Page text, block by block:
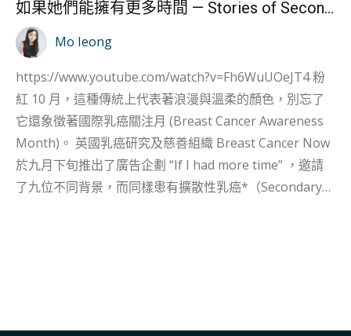
如果她們能擁有更多時間 — Stories of Secondary
Mo Ieong
https://www.youtube.com/watch?v=Fh6WuUOeJT4 粉
紅 10 月，這種傳統上代表著浪漫與溫柔的顏色，別忘了
它還象徵著國際乳癌關注月 (Breast Cancer Awareness
Month)。 英國乳癌研究及慈善組織 Breast Cancer Now
於九月下旬推出了廣告企劃 “If I had more time” ，邀請
了九位不同背景，而同樣患有擴散性乳癌*（Secondary